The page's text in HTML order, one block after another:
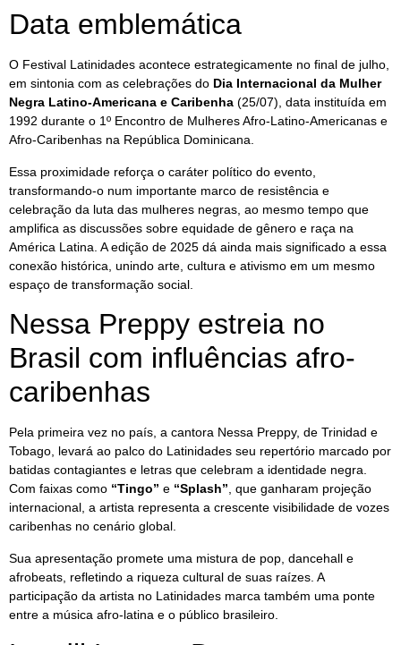
Data emblemática
O Festival Latinidades acontece estrategicamente no final de julho,
em sintonia com as celebrações do Dia Internacional da Mulher
Negra Latino-Americana e Caribenha (25/07), data instituída em
1992 durante o 1º Encontro de Mulheres Afro-Latino-Americanas e
Afro-Caribenhas na República Dominicana.
Essa proximidade reforça o caráter político do evento,
transformando-o num importante marco de resistência e
celebração da luta das mulheres negras, ao mesmo tempo que
amplifica as discussões sobre equidade de gênero e raça na
América Latina. A edição de 2025 dá ainda mais significado a essa
conexão histórica, unindo arte, cultura e ativismo em um mesmo
espaço de transformação social.
Nessa Preppy estreia no
Brasil com influências afro-
caribenhas
Pela primeira vez no país, a cantora Nessa Preppy, de Trinidad e
Tobago, levará ao palco do Latinidades seu repertório marcado por
batidas contagiantes e letras que celebram a identidade negra.
Com faixas como “Tingo” e “Splash” , que ganharam projeção
internacional, a artista representa a crescente visibilidade de vozes
caribenhas no cenário global.
Sua apresentação promete uma mistura de pop, dancehall e
afrobeats, refletindo a riqueza cultural de suas raízes. A
participação da artista no Latinidades marca também uma ponte
entre a música afro-latina e o público brasileiro.